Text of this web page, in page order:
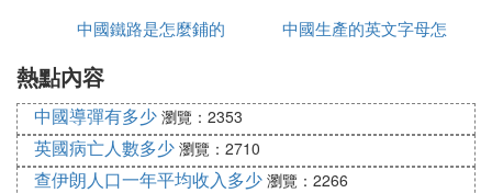
通常機票有一定的免費重量的行李托運，您坐飛機盡
量按照要求攜帶行李，如果長期出行，行李比較多，
可以事先走物流托運多去，便宜很多，隨身攜帶一個
包裹，出行也方便。
哪些
為中國版
中國鐵路是怎麼鋪的
中國生產的英文字母怎
熱點內容
中國導彈有多少 瀏覽：2353
英國病亡人數多少 瀏覽：2710
查伊朗人口一年平均收入多少 瀏覽：2266